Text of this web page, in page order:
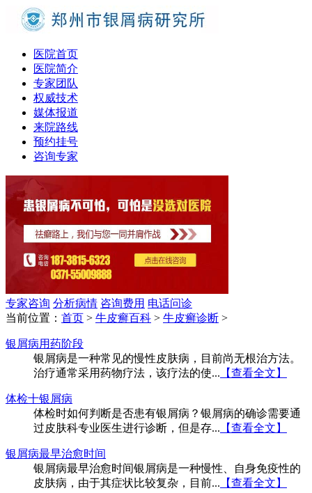
医院首页
医院简介
专家团队
权威技术
媒体报道
来院路线
预约挂号
咨询专家
专家咨询 分析病情 咨询费用 电话问诊
当前位置： 首页 > 牛皮癣百科 > 牛皮癣诊断 >
银屑病用药阶段
银屑病是一种常见的慢性皮肤病，目前尚无根治方法。
治疗通常采用药物疗法，该疗法的使... 【查看全文】
体检十银屑病
体检时如何判断是否患有银屑病？银屑病的确诊需要通
过皮肤科专业医生进行诊断，但是存... 【查看全文】
银屑病最早治愈时间
银屑病最早治愈时间银屑病是一种慢性、自身免疫性的
皮肤病，由于其症状比较复杂，目前... 【查看全文】